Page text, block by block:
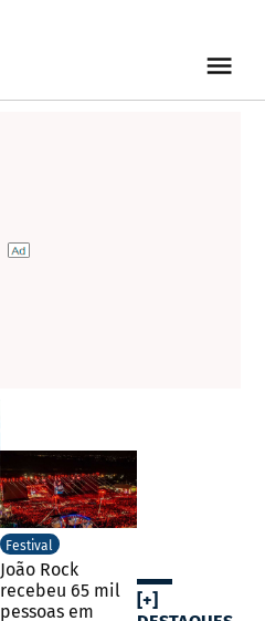
Festival
João Rock
recebeu 65 mil
pessoas em
[+]